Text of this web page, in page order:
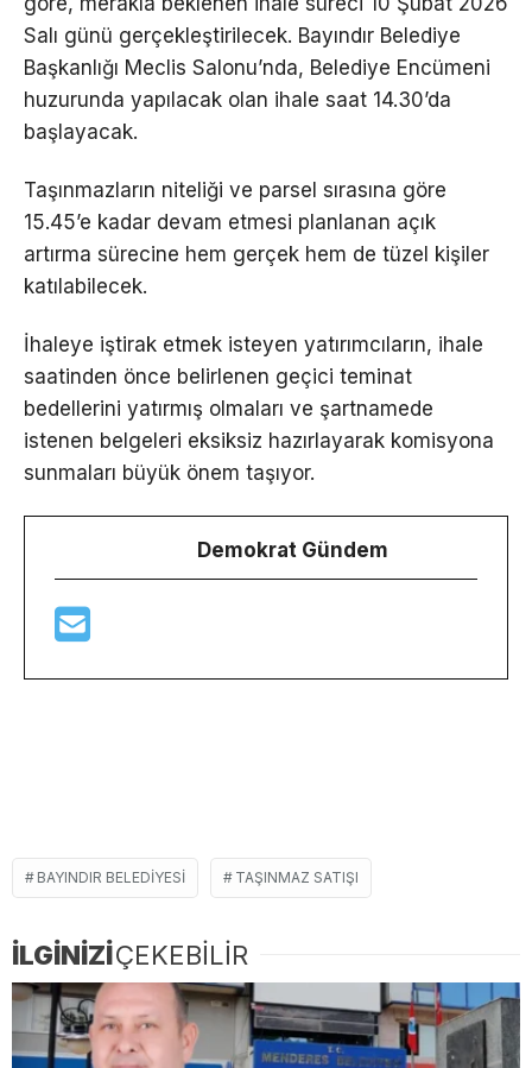
Salı günü gerçekleştirilecek. Bayındır Belediye
Başkanlığı Meclis Salonu’nda, Belediye Encümeni
huzurunda yapılacak olan ihale saat 14.30’da
başlayacak.
Taşınmazların niteliği ve parsel sırasına göre
15.45’e kadar devam etmesi planlanan açık
artırma sürecine hem gerçek hem de tüzel kişiler
katılabilecek.
İhaleye iştirak etmek isteyen yatırımcıların, ihale
saatinden önce belirlenen geçici teminat
bedellerini yatırmış olmaları ve şartnamede
istenen belgeleri eksiksiz hazırlayarak komisyona
sunmaları büyük önem taşıyor.
Demokrat Gündem
BAYINDIR BELEDIYESI TAŞINMAZ SATIŞI
İLGİNİZİÇEKEBİLİR